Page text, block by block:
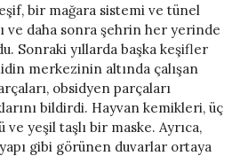
bir mağara sistemi ve tünel
ve daha sonra şehrin her yerinde
Sonraki yıllarda başka keşifler
merkezinin altında çalışan
obsidyen parçaları
bildirdi. Hayvan kemikleri, üç
ve yeşil taşlı bir maske. Ayrıca,
gibi görünen duvarlar ortaya